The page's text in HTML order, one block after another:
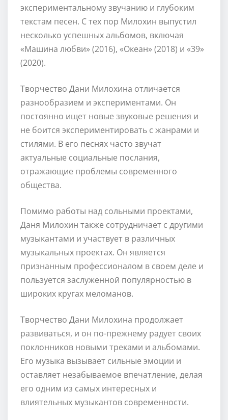
экспериментальному звучанию и глубоким
текстам песен. С тех пор Милохин выпустил
несколько успешных альбомов, включая
«Машина любви» (2016), «Океан» (2018) и «39»
(2020).
Творчество Дани Милохина отличается
разнообразием и экспериментами. Он
постоянно ищет новые звуковые решения и
не боится экспериментировать с жанрами и
стилями. В его песнях часто звучат
актуальные социальные послания,
отражающие проблемы современного
общества.
Помимо работы над сольными проектами,
Даня Милохин также сотрудничает с другими
музыкантами и участвует в различных
музыкальных проектах. Он является
признанным профессионалом в своем деле и
пользуется заслуженной популярностью в
широких кругах меломанов.
Творчество Дани Милохина продолжает
развиваться, и он по-прежнему радует своих
поклонников новыми треками и альбомами.
Его музыка вызывает сильные эмоции и
оставляет незабываемое впечатление, делая
его одним из самых интересных и
влиятельных музыкантов современности.